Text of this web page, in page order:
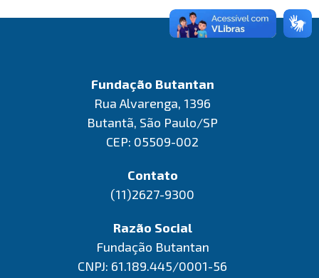
Fundação Butantan
Rua Alvarenga, 1396
Butantã, São Paulo/SP
CEP: 05509-002
Contato
(11)2627-9300
Razão Social
Fundação Butantan
CNPJ: 61.189.445/0001-56